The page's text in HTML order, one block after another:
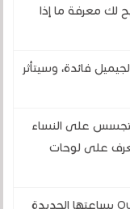
لك معرفة ما إذا
فائدة، وسيتأثر
على النساء
على لوحات
Casio تتحدى شركتي سامسونج وOura بساعتها الجديدة